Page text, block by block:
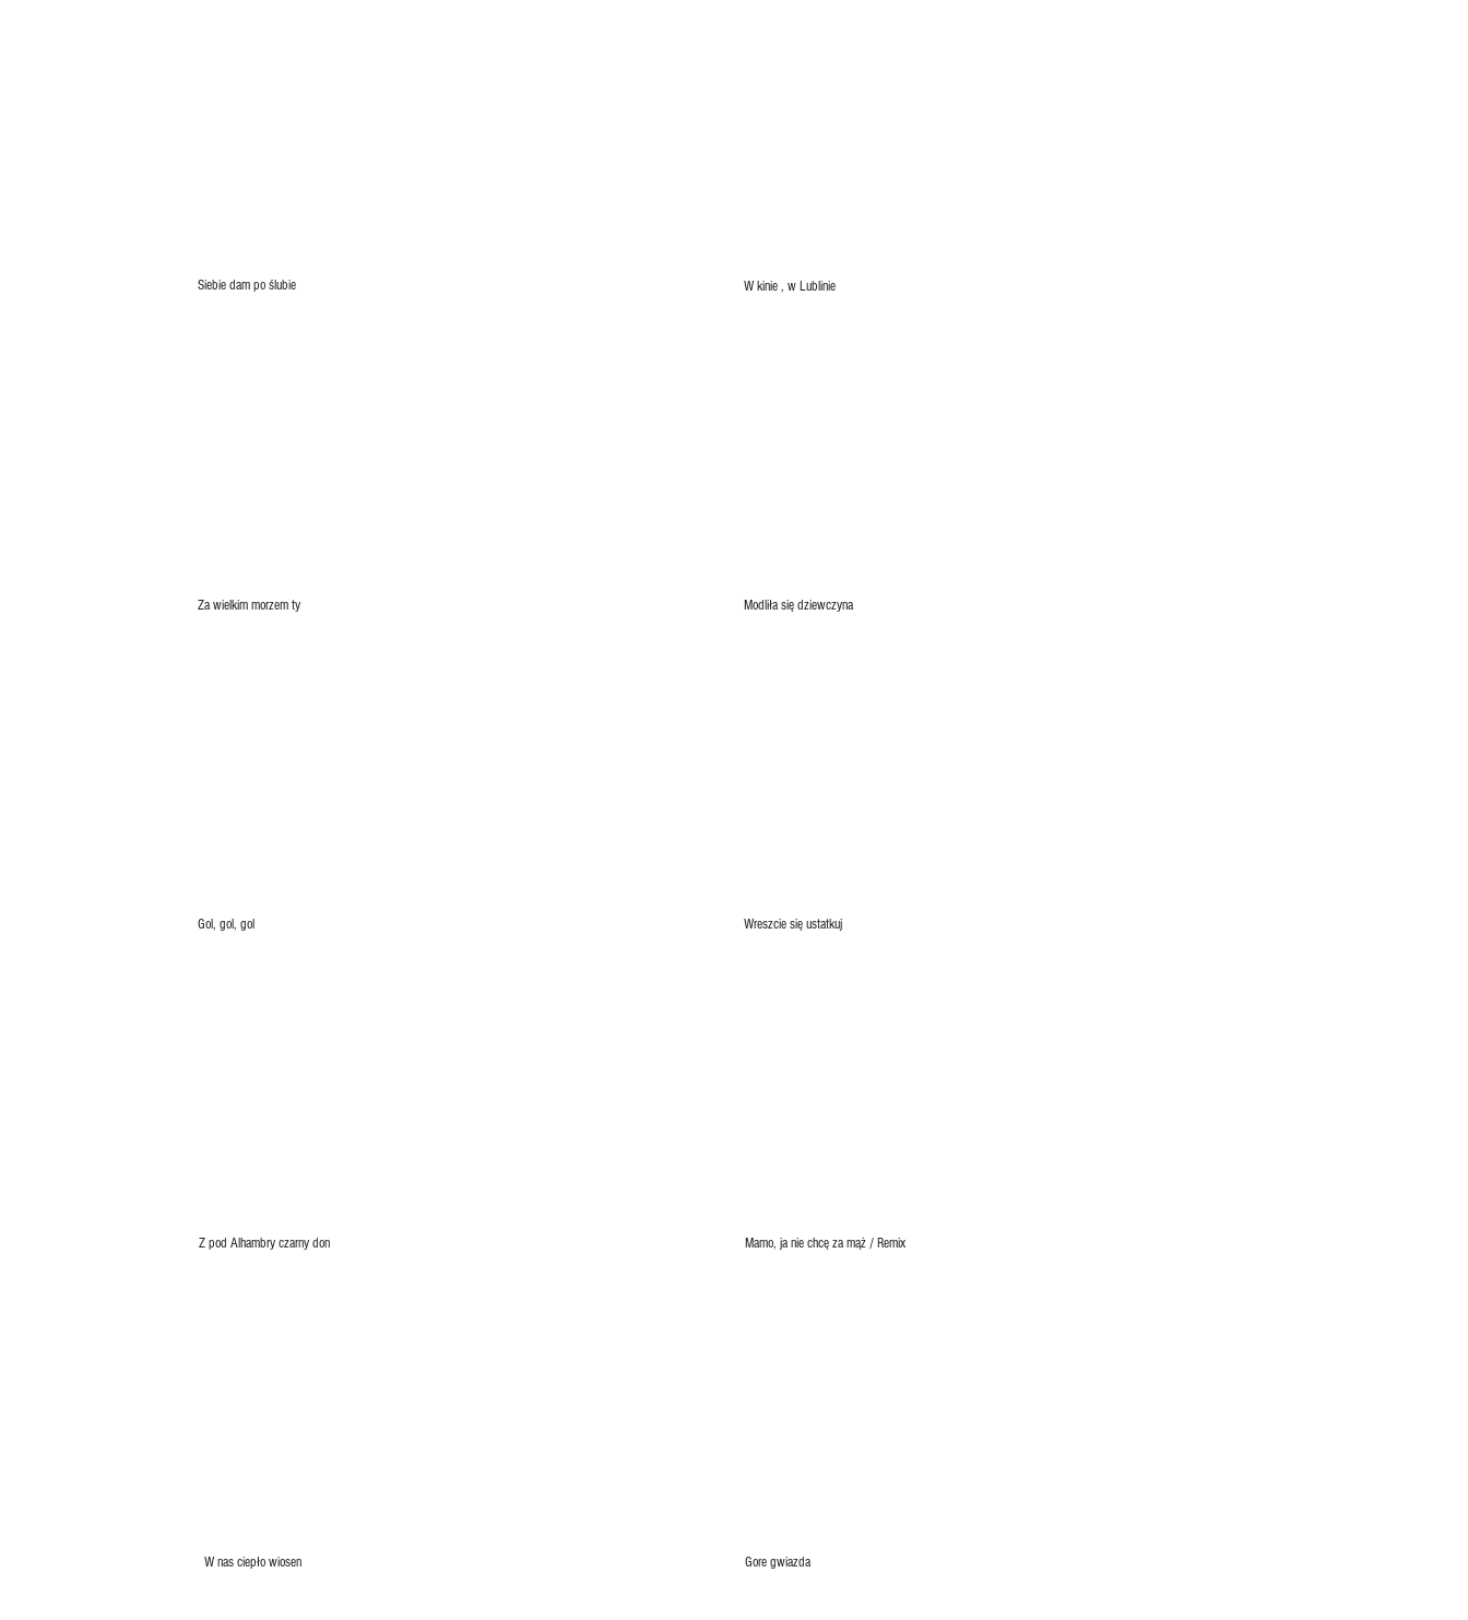
Siebie dam po ślubie
Za wielkim morzem ty
Gol, gol, gol
Z pod Alhambry czarny don
W nas ciepło wiosen
W kinie , w Lublinie
Modliła się dziewczyna
Wreszcie się ustatkuj
Mamo, ja nie chcę za mąż / Remix
Gore gwiazda